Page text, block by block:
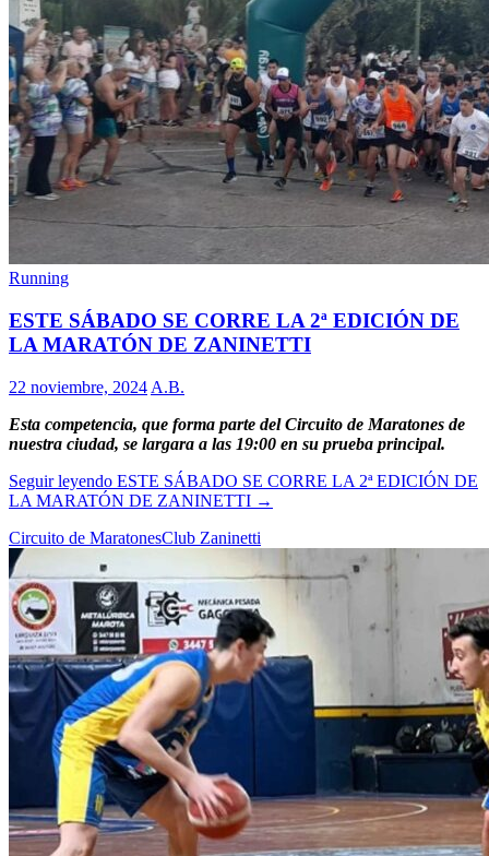
Running
ESTE SÁBADO SE CORRE LA 2ª EDICIÓN DE
LA MARATÓN DE ZANINETTI
22 noviembre, 2024 A.B.
Esta competencia, que forma parte del Circuito de Maratones de
nuestra ciudad, se largara a las 19:00 en su prueba principal.
Seguir leyendo ESTE SÁBADO SE CORRE LA 2ª EDICIÓN DE
LA MARATÓN DE ZANINETTI →
Circuito de MaratonesClub Zaninetti